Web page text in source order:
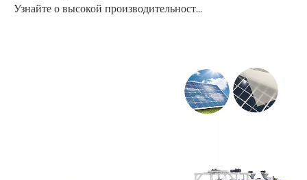
Узнайте о высокой производительност...